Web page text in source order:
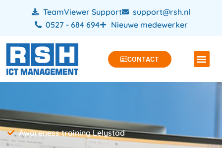
TeamViewer Support
support@rsh.nl
0527 - 684 694
Nieuwe medewerker
CONTACT
Awareness training Lelystad